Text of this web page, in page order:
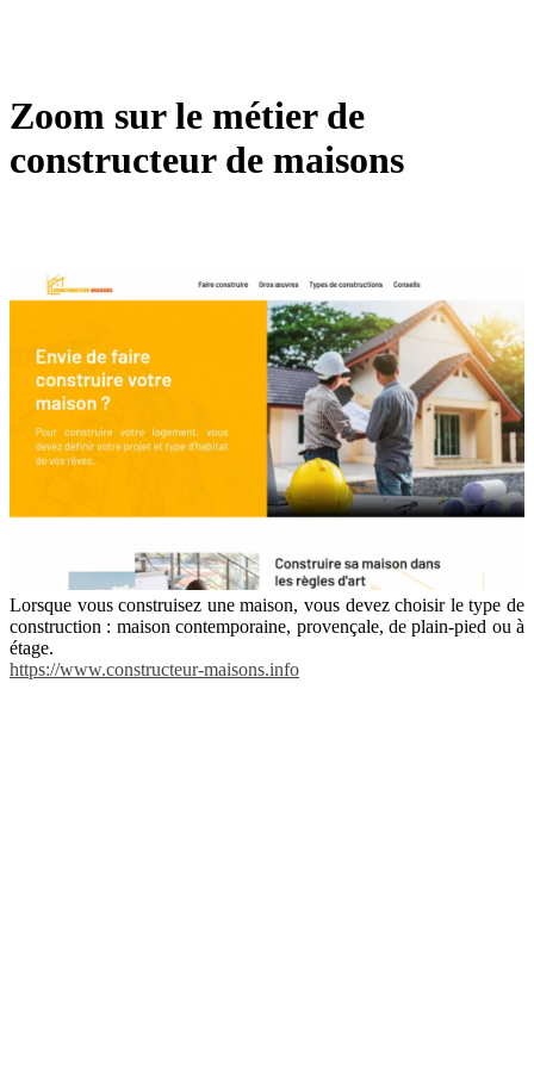
Zoom sur le métier de
constructeur de maisons
Lorsque vous construisez une maison, vous devez choisir le type de
construction : maison contemporaine, provençale, de plain-pied ou à
étage.
https://www.constructeur-maisons.info